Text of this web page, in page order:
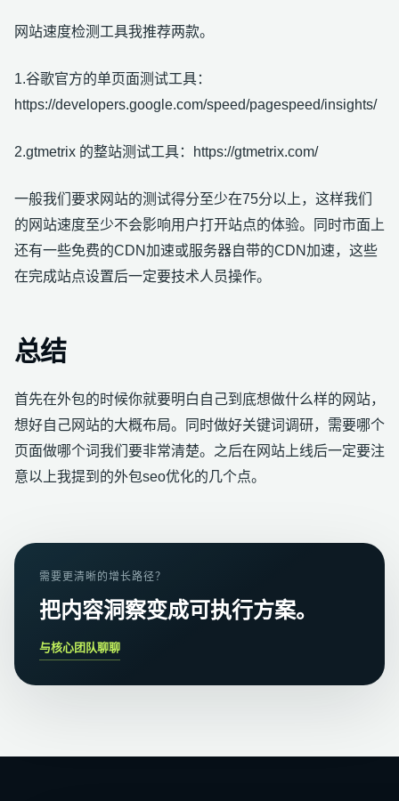
网站速度检测工具我推荐两款。
1.谷歌官方的单页面测试工具：
https://developers.google.com/speed/pagespeed/insights/
2.gtmetrix 的整站测试工具：https://gtmetrix.com/
一般我们要求网站的测试得分至少在75分以上，这样我们
的网站速度至少不会影响用户打开站点的体验。同时市面上
还有一些免费的CDN加速或服务器自带的CDN加速，这些
在完成站点设置后一定要技术人员操作。
总结
首先在外包的时候你就要明白自己到底想做什么样的网站，
想好自己网站的大概布局。同时做好关键词调研，需要哪个
页面做哪个词我们要非常清楚。之后在网站上线后一定要注
意以上我提到的外包seo优化的几个点。
需要更清晰的增长路径？
把内容洞察变成可执行方案。
与核心团队聊聊